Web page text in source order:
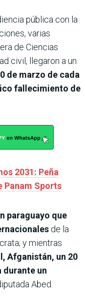
pública con la
varias
de Ciencias
civil, llegaron a un
de marzo de cada
fallecimiento de
2031: Peña
Panam Sports
paraguayo que
de la
y mientras
Afganistán, un 20
durante un
Abed.